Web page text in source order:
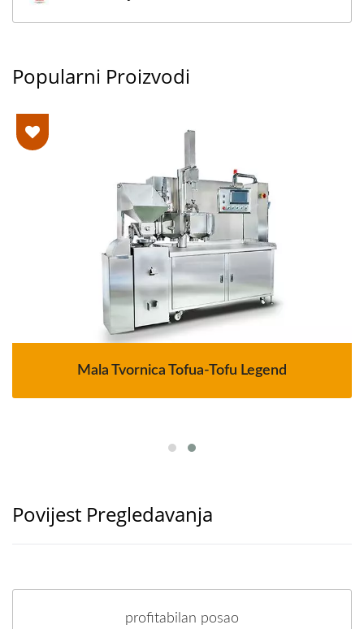
Popularni Proizvodi
Mala Tvornica Tofua-Tofu Legend
Povijest Pregledavanja
profitabilan posao